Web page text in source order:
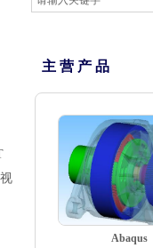
主 营 产 品
Abaqus